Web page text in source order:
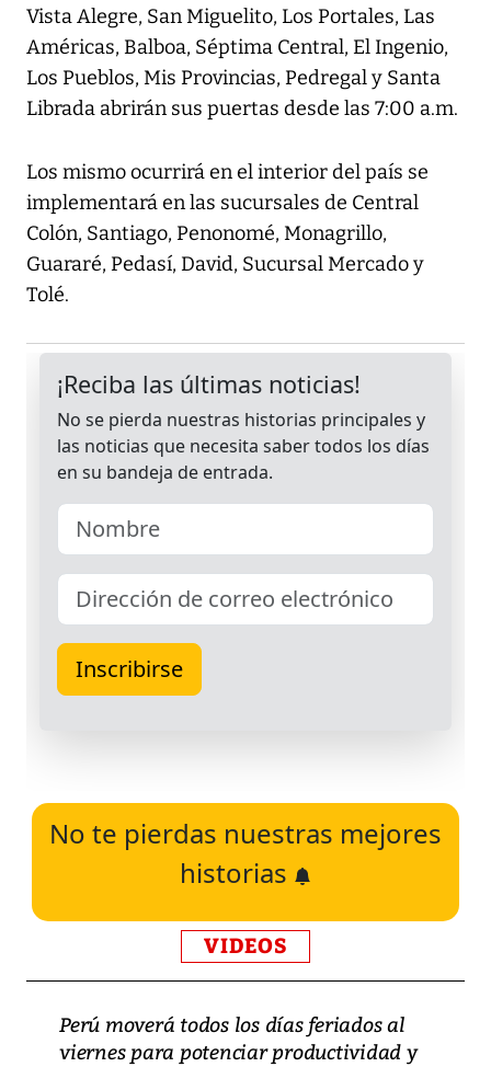
Vista Alegre, San Miguelito, Los Portales, Las
Américas, Balboa, Séptima Central, El Ingenio,
Los Pueblos, Mis Provincias, Pedregal y Santa
Librada abrirán sus puertas desde las 7:00 a.m.
Los mismo ocurrirá en el interior del país se
implementará en las sucursales de Central
Colón, Santiago, Penonomé, Monagrillo,
Guararé, Pedasí, David, Sucursal Mercado y
Tolé.
No te pierdas nuestras mejores
historias
VIDEOS
Perú moverá todos los días feriados al
viernes para potenciar productividad y